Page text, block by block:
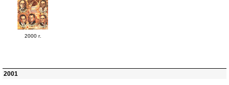
2000 г.
2001